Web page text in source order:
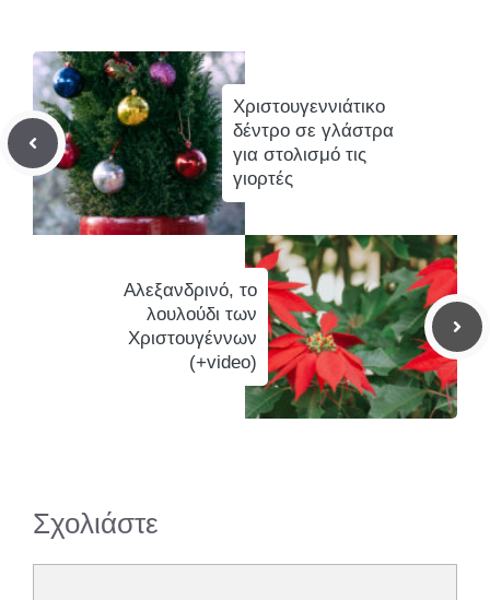
Χριστουγεννιάτικο
δέντρο σε γλάστρα
για στολισμό τις
γιορτές
Αλεξανδρινό, το
λουλούδι των
Χριστουγέννων
(+video)
Σχολιάστε